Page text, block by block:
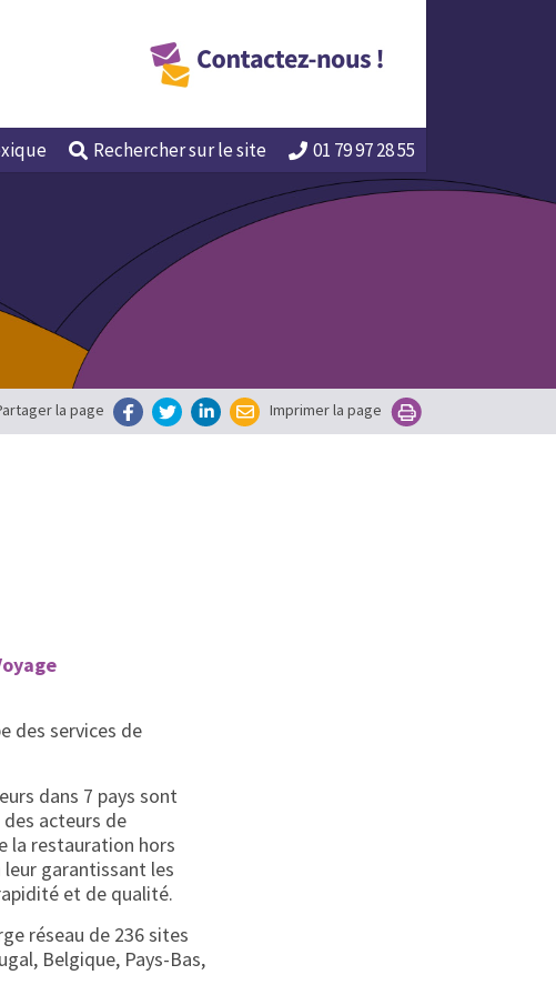
Recherchersur le site 01 79 97 28 55
la page Imprimer la page
des services de
dans 7 pays sont
acteurs de
la restauration hors
garantissant les
et de qualité.
réseau de 236 sites
Belgique, Pays-Bas,